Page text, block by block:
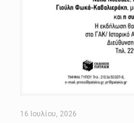
16 Ιουλίου, 2026